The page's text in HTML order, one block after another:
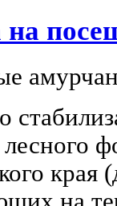
лесного
края